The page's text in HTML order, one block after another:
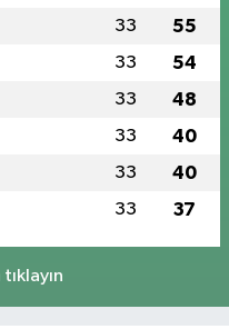
33 55
33 54
33 48
33 40
33 40
33 37